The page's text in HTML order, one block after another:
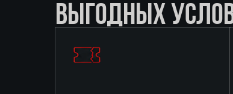
ВЫГОДНЫХ